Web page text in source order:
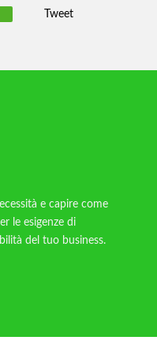
Tweet
e capire come
le esigenze di
del tuo business.